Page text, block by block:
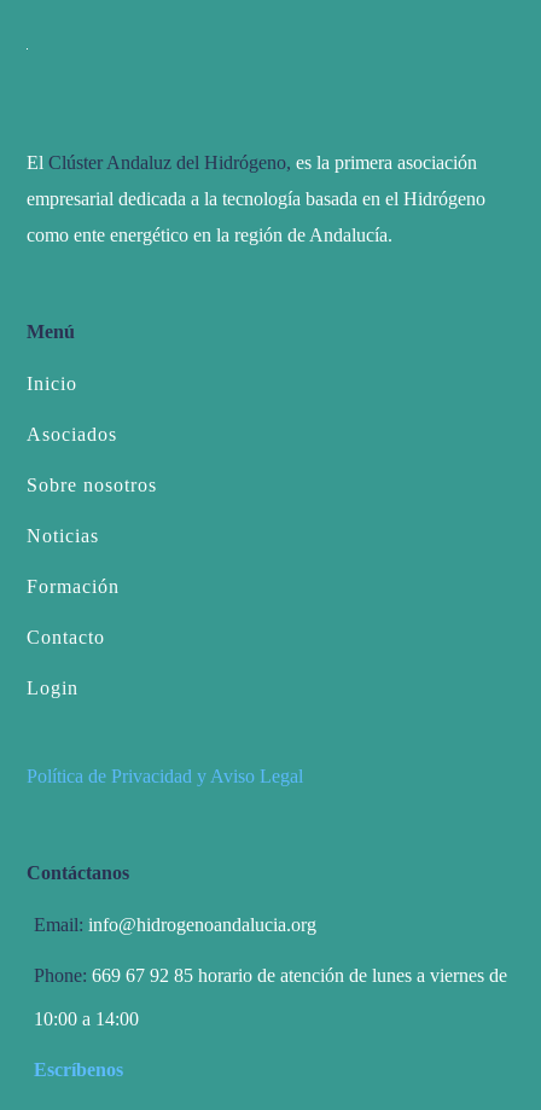
El Clúster Andaluz del Hidrógeno, es la primera asociación
empresarial dedicada a la tecnología basada en el Hidrógeno
como ente energético en la región de Andalucía.
Menú
Inicio
Asociados
Sobre nosotros
Noticias
Formación
Contacto
Login
Política de Privacidad y Aviso Legal
Contáctanos
Email: info@hidrogenoandalucia.org
Phone:669 67 92 85 horario de atención de lunes a viernes de
10:00 a 14:00
Escríbenos